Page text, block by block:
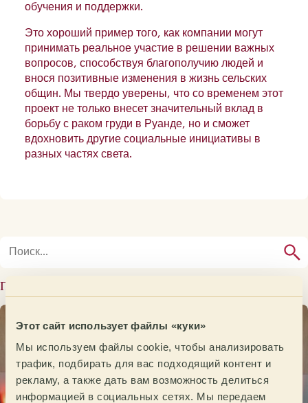
Этот сайт использует файлы «куки»
Мы используем файлы cookie, чтобы анализировать
трафик, подбирать для вас подходящий контент и
рекламу, а также дать вам возможность делиться
информацией в социальных сетях. Мы передаем
обучения и поддержки.
Это хороший пример того, как компании могут
принимать реальное участие в решении важных
вопросов, способствуя благополучию людей и
внося позитивные изменения в жизнь сельских
общин. Мы твердо уверены, что со временем этот
проект не только внесет значительный вклад в
борьбу с раком груди в Руанде, но и сможет
вдохновить другие социальные инициативы в
разных частях света.
Последние сообщения